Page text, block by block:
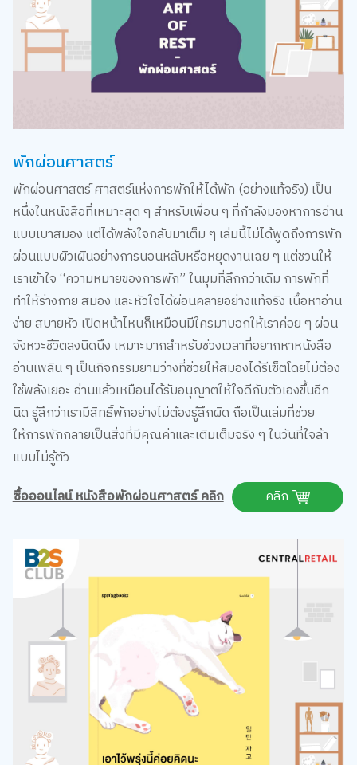
พักผ่อนศาสตร์
พักผ่อนศาสตร์ ศาสตร์แห่งการพักให้ได้พัก (อย่างแท้จริง) เป็น
หนึ่งในหนังสือที่เหมาะสุด ๆ สำหรับเพื่อน ๆ ที่กำลังมองหาการอ่าน
แบบเบาสมอง แต่ได้พลังใจกลับมาเต็ม ๆ เล่มนี้ไม่ได้พูดถึงการพัก
ผ่อนแบบผิวเผินอย่างการนอนหลับหรือหยุดงานเฉย ๆ แต่ชวนให้
เราเข้าใจ “ความหมายของการพัก” ในมุมที่ลึกกว่าเดิม การพักที่
ทำให้ร่างกาย สมอง และหัวใจได้ผ่อนคลายอย่างแท้จริง เนื้อหาอ่าน
ง่าย สบายหัว เปิดหน้าไหนก็เหมือนมีใครมาบอกให้เราค่อย ๆ ผ่อน
จังหวะชีวิตลงนิดนึง เหมาะมากสำหรับช่วงเวลาที่อยากหาหนังสือ
อ่านเพลิน ๆ เป็นกิจกรรมยามว่างที่ช่วยให้สมองได้รีเซ็ตโดยไม่ต้อง
ใช้พลังเยอะ อ่านแล้วเหมือนได้รับอนุญาตให้ใจดีกับตัวเองขึ้นอีก
นิด รู้สึกว่าเรามีสิทธิ์พักอย่างไม่ต้องรู้สึกผิด ถือเป็นเล่มที่ช่วย
ให้การพักกลายเป็นสิ่งที่มีคุณค่าและเติมเต็มจริง ๆ ในวันที่ใจล้า
แบบไม่รู้ตัว
ซื้อออนไลน์ หนังสือพักผ่อนศาสตร์ คลิก
คลิก